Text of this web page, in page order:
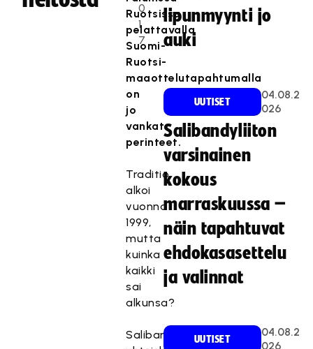
0
1
7
Ruotsissa
pelattavalla
Suomi-
Ruotsi-
maaottelutapahtumalla
on
jo
vankat
perinteet.
Traditio
alkoi
vuonna
1999,
mutta
kuinka
kaikki
sai
alkunsa?
Salibandyliiton
lipunmyynti jo
auki
UUTISET
04.08.2
026
Salibandyliiton
varsinainen
kokous
marraskuussa –
näin tapahtuvat
ehdokasasettelu
ja valinnat
UUTISET
04.08.2
026